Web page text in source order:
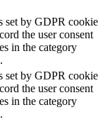
set by GDPR cookie
the user consent
in the category
set by GDPR cookie
the user consent
in the category